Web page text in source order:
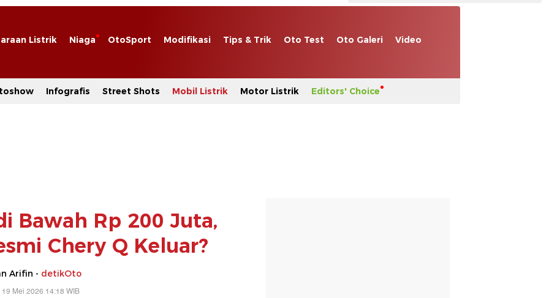
Listrik Niaga OtoSport Modifikasi Tips & Trik Oto Test Oto Galeri Video
Infografis Street Shots Mobil Listrik Motor Listrik Editors' Choice
Bawah Rp 200 Juta,
Chery Q Keluar?
Arifin - detikOto
Mei 2026 14:18 WIB